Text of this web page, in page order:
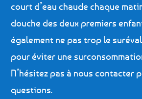
court d’eau chaude chaque
douche des deux premiers
également ne pas trop le
pour éviter une
N’hésitez pas à nous contacter
questions.